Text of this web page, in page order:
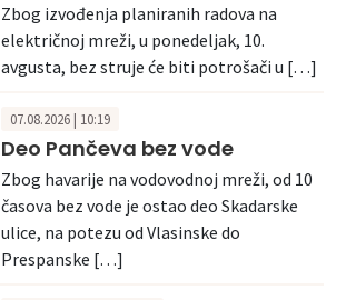
Zbog izvođenja planiranih radova na
električnoj mreži, u ponedeljak, 10.
avgusta, bez struje će biti potrošači u […]
07.08.2026 | 10:19
Deo Pančeva bez vode
Zbog havarije na vodovodnoj mreži, od 10
časova bez vode je ostao deo Skadarske
ulice, na potezu od Vlasinske do
Prespanske […]